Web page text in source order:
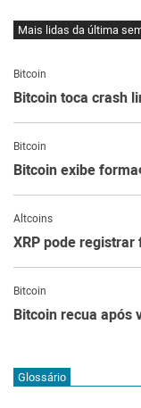
Mais lidas da última
Bitcoin
Bitcoin toca crash
Bitcoin
Bitcoin exibe
Altcoins
XRP pode
Bitcoin
Bitcoin recua após
Glossário